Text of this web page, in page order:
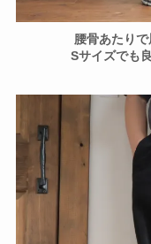
腰骨あたりで
Sサイズでも